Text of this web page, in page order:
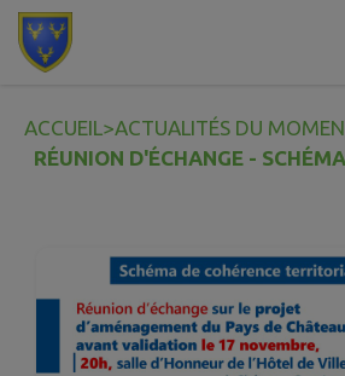
Contenu
ACCUEIL>ACTUALITÉS DU
RÉUNION D'ÉCHANGE -